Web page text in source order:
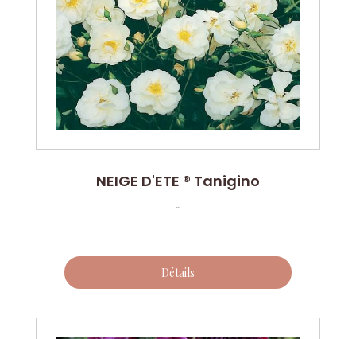
NEIGE D'ETE ® Tanigino
...
Détails